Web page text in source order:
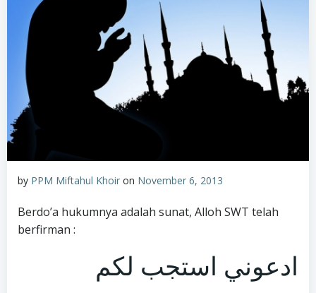
by PPM Miftahul Khoir on November 6, 2013
Berdo’a hukumnya adalah sunat, Alloh SWT telah
berfirman :
ادعوني استجب لكم